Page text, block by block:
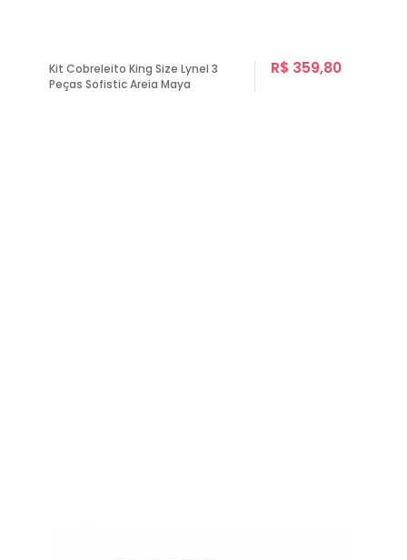
Kit Cobreleito King Size Lynel 3
Peças Sofistic Areia Maya
R$ 359,80